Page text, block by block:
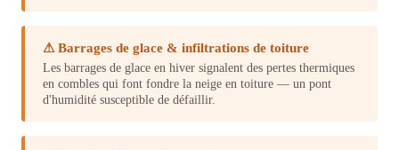
⚠ Barrages de glace & infiltrations de toiture
Les barrages de glace en hiver signalent des pertes thermiques
en combles qui font fondre la neige en toiture — un pont
d'humidité susceptible de défaillir.